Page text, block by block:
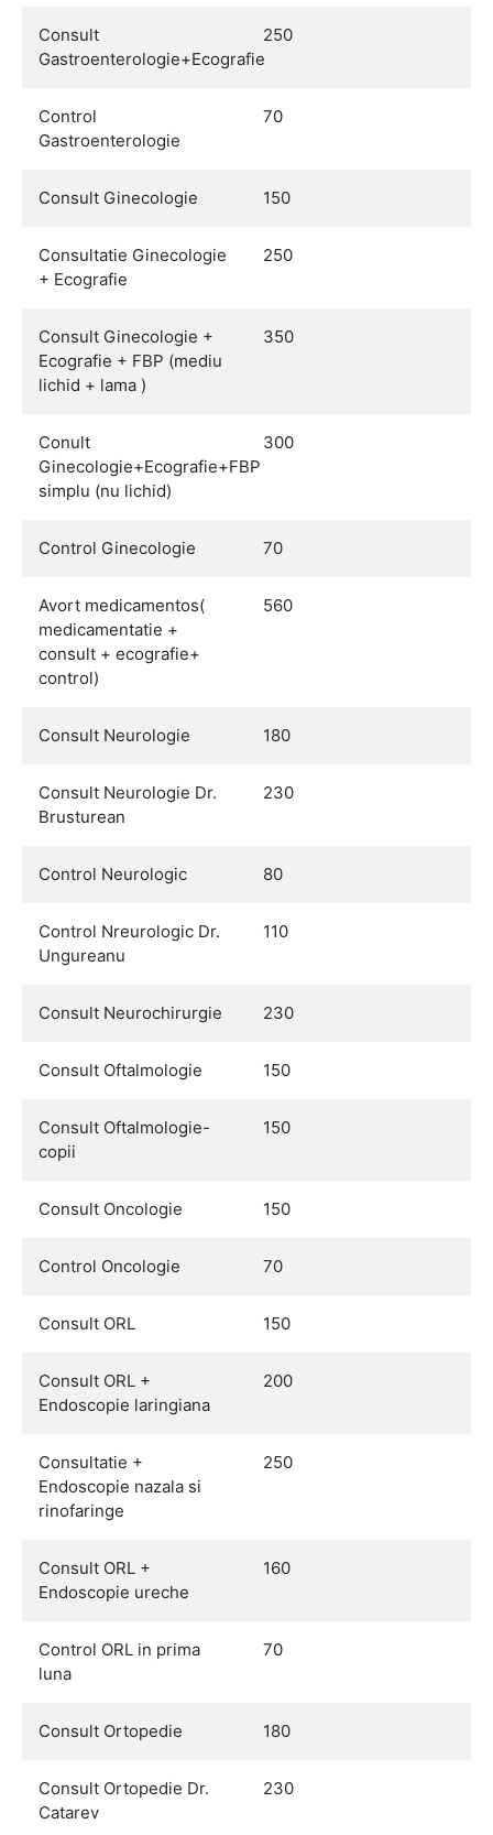
Consult
Gastroenterologie+Ecografie
250
Control
Gastroenterologie
70
Consult Ginecologie 150
Consultatie Ginecologie
+ Ecografie
250
Consult Ginecologie +
Ecografie + FBP (mediu
lichid + lama )
350
Conult
Ginecologie+Ecografie+FBP
simplu (nu lichid)
300
Control Ginecologie 70
Avort medicamentos(
medicamentatie +
consult + ecografie+
control)
560
Consult Neurologie 180
Consult Neurologie Dr.
Brusturean
230
Control Neurologic 80
Control Nreurologic Dr.
Ungureanu
110
Consult Neurochirurgie 230
Consult Oftalmologie 150
Consult Oftalmologie-
copii
150
Consult Oncologie 150
Control Oncologie 70
Consult ORL 150
Consult ORL +
Endoscopie laringiana
200
Consultatie +
Endoscopie nazala si
rinofaringe
250
Consult ORL +
Endoscopie ureche
160
Control ORL in prima
luna
70
Consult Ortopedie 180
Consult Ortopedie Dr.
Catarev
230